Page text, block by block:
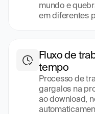
mundo e
em diferentes
Fluxo de
tempo
Processo de
gargalos na
ao download,